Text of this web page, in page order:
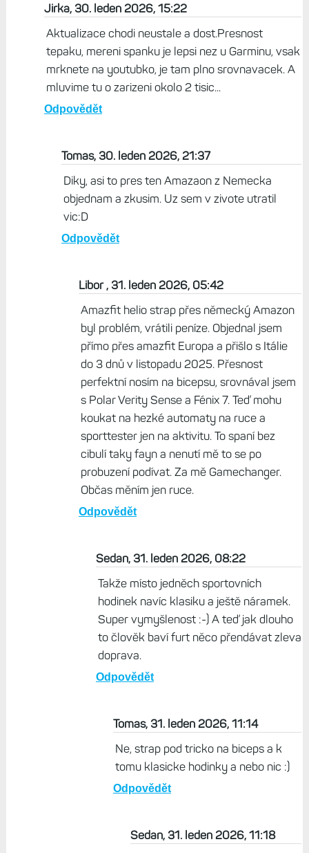
Tomas, 30. leden 2026, 12:43
Co presnost mereni? Vysla nejaka solidni aktualizace
od zacatku prodeje? Obcas vidim ze presnost mereni
obcas hapruje a nejvic vadi lidem kvalita zpracování.
Diky
Jirka, 30. leden 2026, 15:22
Aktualizace chodi neustale a dost.Presnost
tepaku, mereni spanku je lepsi nez u Garminu, vsak
mrknete na youtubko, je tam plno srovnavacek. A
Odpovědět
Tomas, 30. leden 2026, 21:37
Diky, asi to pres ten Amazaon z Nemecka
objednam a zkusim. Uz sem v zivote utratil
vic:D
Odpovědět
Libor , 31. leden 2026, 05:42
Amazfit helio strap přes německý Amazon
byl problém, vrátili peníze. Objednal jsem
přímo přes amazfit Europa a přišlo s Itálie
perfektní nosím na bicepsu, srovnával jsem
koukat na hezké automaty na ruce a
sporttester jen na aktivitu. To spaní bez
cibulí taky fayn a nenutí mě to se po
probuzení podívat. Za mě Gamechanger.
Občas měním jen ruce.
Odpovědět
Sedan, 31. leden 2026, 08:22
Takže místo jedněch sportovních
hodinek navíc klasiku a ještě náramek.
Super vymyšlenost :-) A teď jak dlouho
doprava.